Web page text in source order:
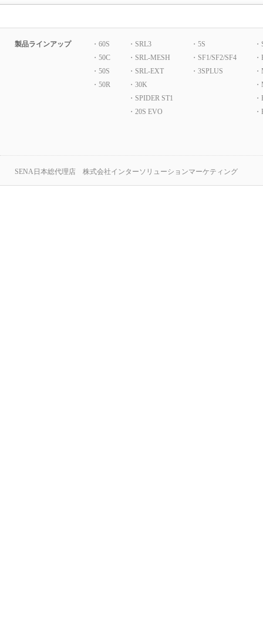
製品ラインアップ
・60S
・50C
・50S
・50R
・SRL3
・SRL-MESH
・SRL-EXT
・30K
・SPIDER ST1
・20S EVO
・5S
・SF1/SF2/SF4
・3SPLUS
SENA日本総代理店 株式会社インターソリューションマーケティング